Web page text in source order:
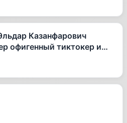
Казанфарович
офигенный тиктокер и